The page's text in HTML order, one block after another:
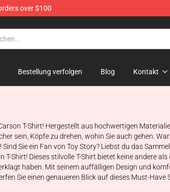
over $100
Bestellung verfolgen Blog Kontakt
T-Shirt! Hergestellt aus hochwertigen
sein, Köpfe zu drehen, wohin Sie auch gehen.
Sie ein Fan von Toy Story? Liebst du das
Shirt! Dieses stilvolle T-Shirt bietet keine andere
haben. Mit seinem auffälligen Design und
Sie einen genaueren Blick auf dieses Must-Have